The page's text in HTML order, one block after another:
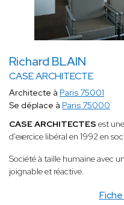
Richard BLAIN
CASE ARCHITECTE
Architecte à Paris 75001
Se déplace à Paris 75000
CASE ARCHITECTES est
d'exercice libéral en 1992 en
Société à taille humaine avec
joignable et réactive.